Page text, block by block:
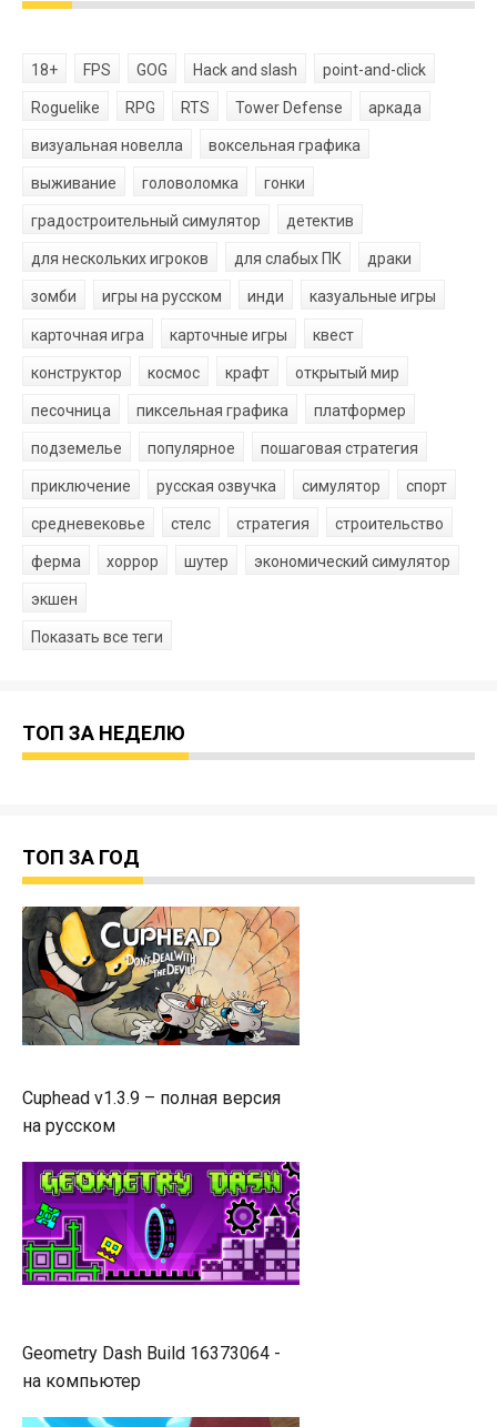
18+ FPS GOG Hack and slash point-and-click
Roguelike RPG RTS Tower Defense аркада
визуальная новелла воксельная графика
выживание головоломка гонки
градостроительный симулятор детектив
для нескольких игроков для слабых ПК драки
зомби игры на русском инди казуальные игры
карточная игра карточные игры квест
конструктор космос крафт открытый мир
песочница пиксельная графика платформер
подземелье популярное пошаговая стратегия
приключение русская озвучка симулятор спорт
средневековье стелс стратегия строительство
ферма хоррор шутер экономический симулятор
экшен
Показать все теги
ТОП ЗА НЕДЕЛЮ
ТОП ЗА ГОД
Cuphead v1.3.9 – полная версия
на русском
Geometry Dash Build 16373064 -
на компьютер